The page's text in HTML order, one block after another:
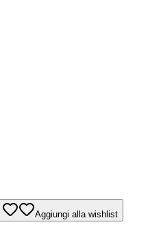
Aggiungi alla wishlist